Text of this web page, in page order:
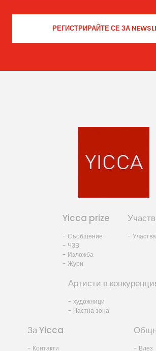
Yicca prize
- Съобщение
- ЧЗВ
- Изложба
- Жури
-
Артисти в
- художници
- Частна зона
За Yicca
- Контакти - Влез